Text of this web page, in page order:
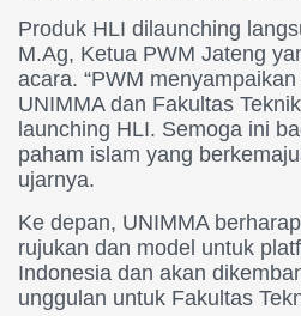
Produk HLI dilaunching
M.Ag, Ketua PWM Jateng
acara. “PWM
UNIMMA dan Fakultas
launching HLI. Semoga ini
paham islam yang
ujarnya.
Ke depan, UNIMMA
rujukan dan model untuk
Indonesia dan akan
unggulan untuk Fakultas